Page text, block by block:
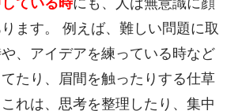
ます。 例えば、難しい問題に取
、アイデアを練っている時など
たり、眉間を触ったりする仕草
れは、思考を整理したり、集中